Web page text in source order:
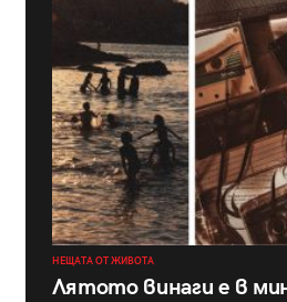
НЕЩАТА ОТ ЖИВОТА
Лятото винаги е в